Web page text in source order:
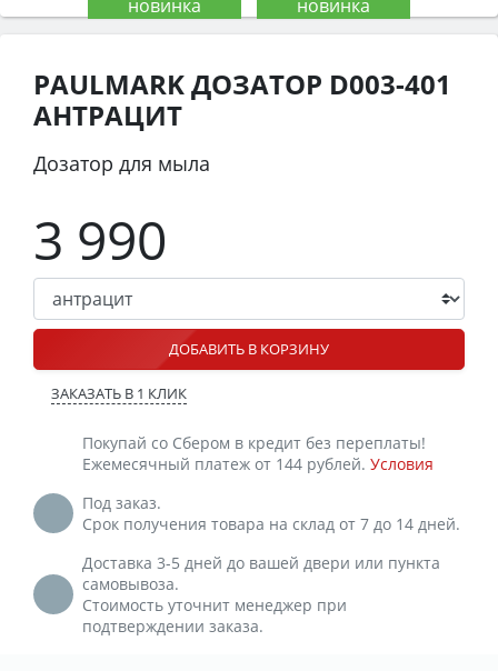
PAULMARK ДОЗАТОР D003-401
АНТРАЦИТ
Дозатор для мыла
3 990
ДОБАВИТЬ В КОРЗИНУ
ЗАКАЗАТЬ В 1 КЛИК
Покупай со Сбером в кредит без переплаты!
Ежемесячный платеж от 144 рублей. Условия
Под заказ.
Срок получения товара на склад от 7 до 14 дней.
Доставка 3-5 дней до вашей двери или пункта
самовывоза.
Стоимость уточнит менеджер при
подтверждении заказа.